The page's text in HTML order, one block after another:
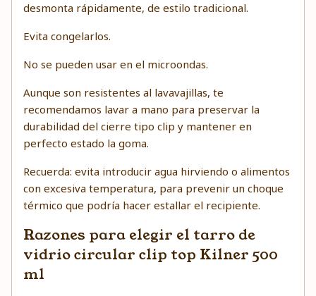
desmonta rápidamente, de estilo tradicional.
Evita congelarlos.
No se pueden usar en el microondas.
Aunque son resistentes al lavavajillas, te
recomendamos lavar a mano para preservar la
durabilidad del cierre tipo clip y mantener en
perfecto estado la goma.
Recuerda: evita introducir agua hirviendo o alimentos
con excesiva temperatura, para prevenir un choque
térmico que podría hacer estallar el recipiente.
Razones para elegir el tarro de
vidrio circular clip top Kilner 500
ml